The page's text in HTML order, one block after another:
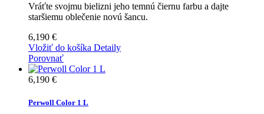
Vráťte svojmu bielizni jeho temnú čiernu farbu a dajte
staršiemu oblečenie novú šancu.
6,190 €
Vložiť do košíka Detaily
Porovnať
6,190 €
Perwoll Color 1 L